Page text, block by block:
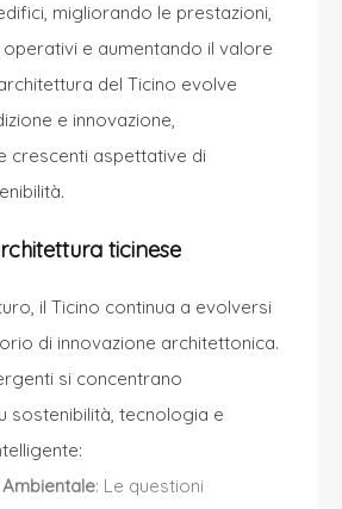
migliorando le prestazioni,
e aumentando il valore
del Ticino evolve
e innovazione,
crescenti aspettative di
ticinese
il Ticino continua a evolversi
di innovazione architettonica.
si concentrano
sostenibilità, tecnologia e
: Le questioni